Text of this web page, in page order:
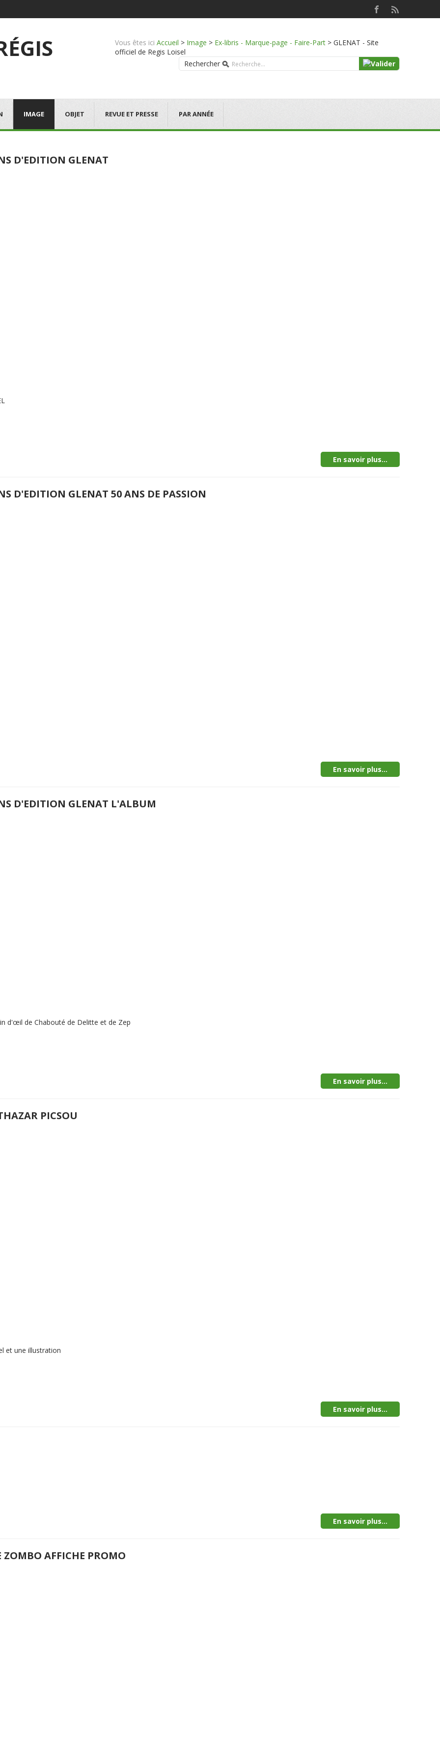
Vous êtes ici Accueil > Image > Ex-libris - Marque-page - Faire-Part > GLENAT - Site
officiel de Regis Loisel
Rechercher
IMAGE OBJET REVUE ET PRESSE PAR ANNÉE
D'EDITION GLENAT
En savoir plus...
D'EDITION GLENAT 50 ANS DE PASSION
En savoir plus...
D'EDITION GLENAT L'ALBUM
d'œil de Chabouté de Delitte et de Zep
En savoir plus...
PICSOU
et une illustration
En savoir plus...
En savoir plus...
ZOMBO AFFICHE PROMO